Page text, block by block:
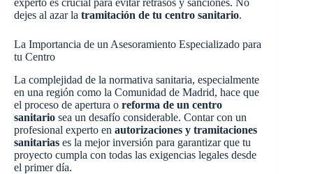
experto es crucial para evitar retrasos y sanciones. No
dejes al azar la tramitación de tu centro sanitario.
La Importancia de un Asesoramiento Especializado para
tu Centro
La complejidad de la normativa sanitaria, especialmente
en una región como la Comunidad de Madrid, hace que
el proceso de apertura o reforma de un centro
sanitario sea un desafío considerable. Contar con un
profesional experto en autorizaciones y tramitaciones
sanitarias es la mejor inversión para garantizar que tu
proyecto cumpla con todas las exigencias legales desde
el primer día.